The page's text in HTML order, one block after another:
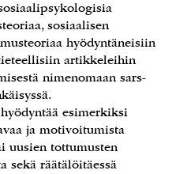
sosiaalisen
hyödyntäneisiin
artikkeleihin
nimenomaan sars-
esimerkiksi
ja motivoitumista
uusien tottumusten
sekä räätälöitäessä